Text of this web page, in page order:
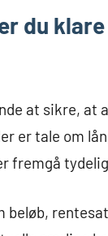
du
at sikre, at
er tale om
fremgå